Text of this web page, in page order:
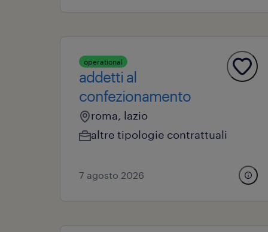
operational
addetti al
confezionamento
roma, lazio
altre tipologie contrattuali
7 agosto 2026